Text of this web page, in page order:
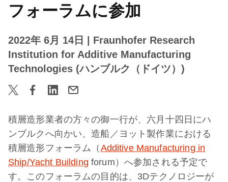
フォーラムに参加
2022年 6月 14日
| Fraunhofer Research
Institution for Additive Manufacturing
Technologies (ハンブルク（ドイツ）)
積層造形業者の方々の御一行が、六月十四日にハ
ンブルクへ向かい、造船／ヨット製作業における
積層造形フォーラム（ Additive Manufacturing in
Ship/Yacht Building forum）へ参加される予定で
す。このフォーラムの目的は、3Dテクノロジーが